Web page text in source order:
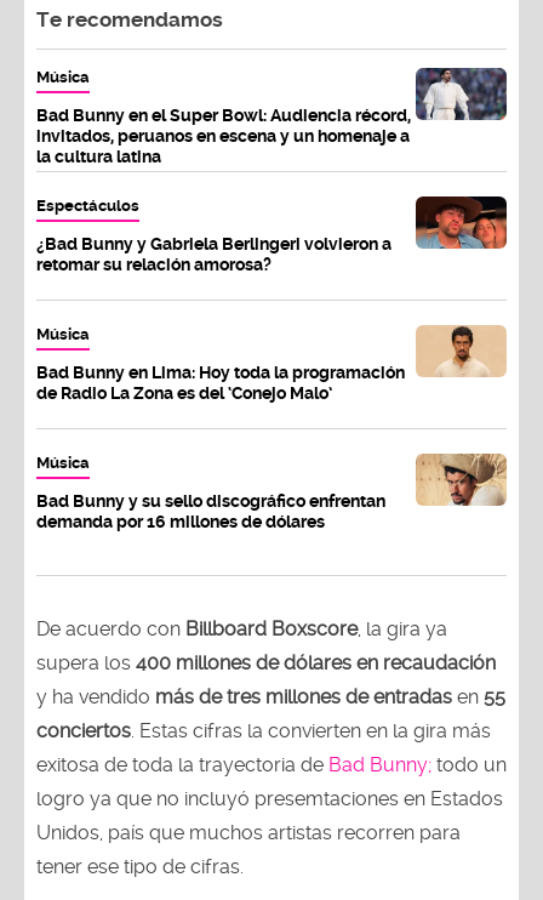
Te recomendamos
Música
Bad Bunny en el Super Bowl: Audiencia récord,
invitados, peruanos en escena y un homenaje a
la cultura latina
Espectáculos
¿Bad Bunny y Gabriela Berlingeri volvieron a
retomar su relación amorosa?
Música
Bad Bunny en Lima: Hoy toda la programación
de Radio La Zona es del ‘Conejo Malo’
Música
Bad Bunny y su sello discográfico enfrentan
demanda por 16 millones de dólares
De acuerdo con Billboard Boxscore, la gira ya
supera los 400 millones de dólares en recaudación
y ha vendido más de tres millones de entradas en 55
conciertos. Estas cifras la convierten en la gira más
exitosa de toda la trayectoria de Bad Bunny; todo un
logro ya que no incluyó presemtaciones en Estados
Unidos, país que muchos artistas recorren para
tener ese tipo de cifras.